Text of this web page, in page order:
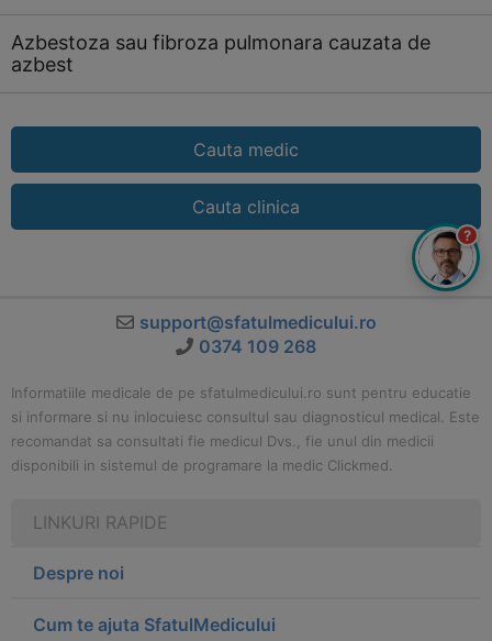
Azbestoza sau fibroza pulmonara cauzata de
azbest
Cauta medic
Cauta clinica
support@sfatulmedicului.ro
0374 109 268
Informatiile medicale de pe sfatulmedicului.ro sunt pentru educatie
si informare si nu inlocuiesc consultul sau diagnosticul medical. Este
recomandat sa consultati fie medicul Dvs., fie unul din medicii
disponibili in sistemul de programare la medic Clickmed.
LINKURI RAPIDE
Despre noi
Cum te ajuta SfatulMedicului
?